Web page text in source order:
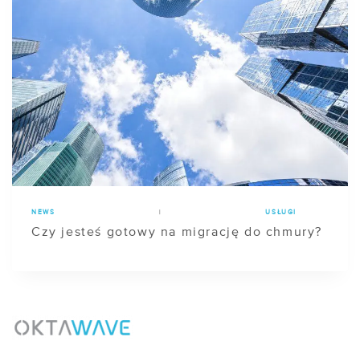
NEWS USŁUGI
Czy jesteś gotowy na migrację do chmury?